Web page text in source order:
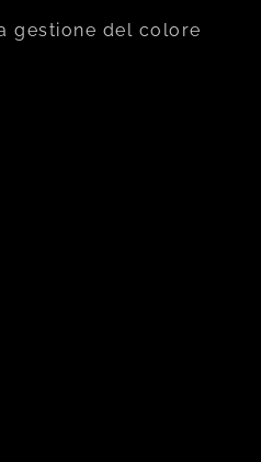
gestione del colore